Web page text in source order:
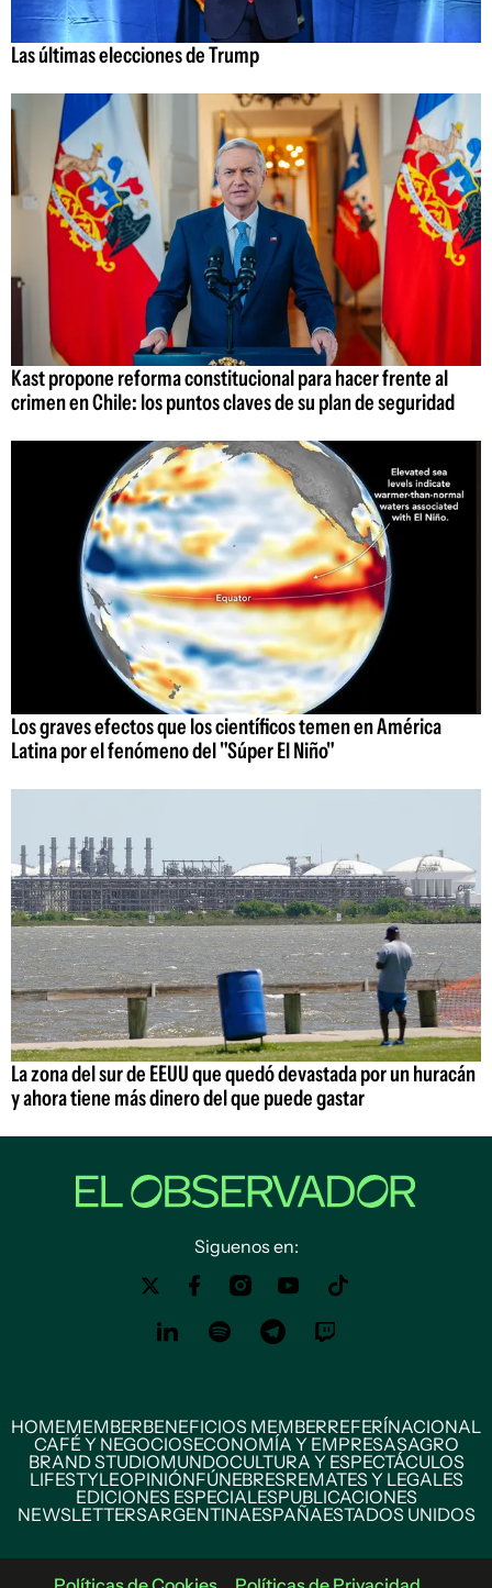
Las últimas elecciones de Trump
Kast propone reforma constitucional para hacer frente al
crimen en Chile: los puntos claves de su plan de seguridad
Los graves efectos que los científicos temen en América
Latina por el fenómeno del "Súper El Niño"
La zona del sur de EEUU que quedó devastada por un huracán
y ahora tiene más dinero del que puede gastar
Siguenos en:
HOMEMEMBERBENEFICIOS MEMBERREFERÍNACIONAL
CAFÉ Y NEGOCIOSECONOMÍA Y EMPRESASAGRO
BRAND STUDIOMUNDOCULTURA Y ESPECTÁCULOS
LIFESTYLEOPINIÓNFÚNEBRESREMATES Y LEGALES
EDICIONES ESPECIALESPUBLICACIONES
NEWSLETTERSARGENTINAESPAÑAESTADOS UNIDOS